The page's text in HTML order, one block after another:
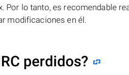
lo tanto, es recomendable
modificaciones en él.
perdidos?